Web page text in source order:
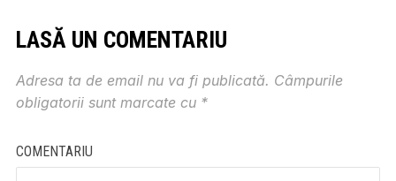
LASĂ UN COMENTARIU
Adresa ta de email nu va fi publicată. Câmpurile
obligatorii sunt marcate cu *
COMENTARIU